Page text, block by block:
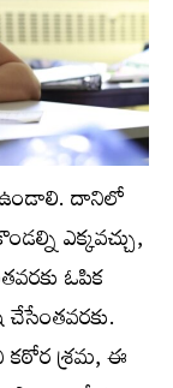
దానిలో
ఎక్కవచ్చు,
ఓపిక
కఠోర శ్రమ, ఈ